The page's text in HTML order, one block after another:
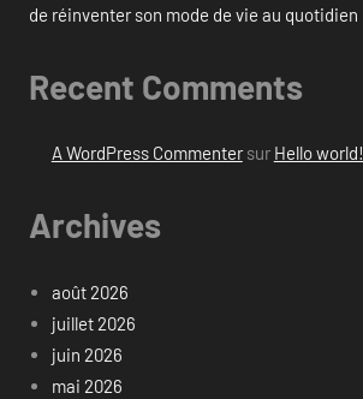
de réinventer son mode de vie au quotidien
Recent Comments
A WordPress Commentersur Hello world!
Archives
août 2026
juillet 2026
juin 2026
mai 2026